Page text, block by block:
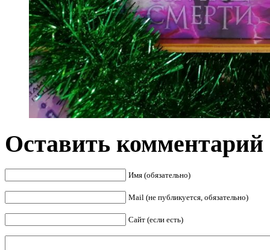
Оставить комментарий
Имя (обязательно)
Mail (не публикуется, обязательно)
Сайт (если есть)